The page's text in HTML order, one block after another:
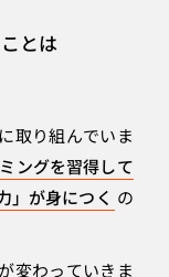
とは
取り組んでいま
ングを習得して
」が身につく の
変わっていきま